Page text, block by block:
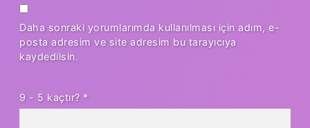
Daha sonraki yorumlarımda kullanılması için adım, e-
posta adresim ve site adresim bu tarayıcıya
kaydedilsin.
9 - 5 kaçtır? *